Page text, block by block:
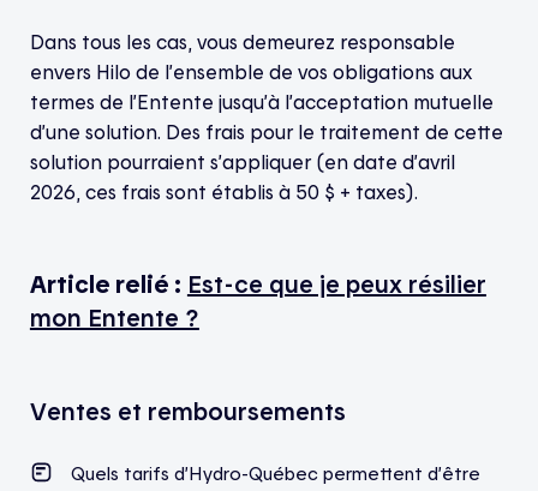
Dans tous les cas, vous demeurez responsable
envers Hilo de l’ensemble de vos obligations aux
termes de l’Entente jusqu’à l’acceptation mutuelle
d’une solution. Des frais pour le traitement de cette
solution pourraient s’appliquer (en date d’avril
2026, ces frais sont établis à 50 $ + taxes).
Article relié : Est-ce que je peux résilier
mon Entente ?
Ventes et remboursements
Quels tarifs d’Hydro-Québec permettent d’être